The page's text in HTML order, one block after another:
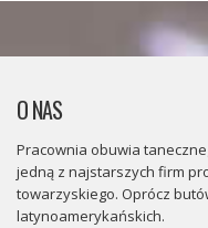
O NAS
Pracownia obuwia
jedną z najstarszych firm
towarzyskiego. Oprócz
latynoamerykańskich.